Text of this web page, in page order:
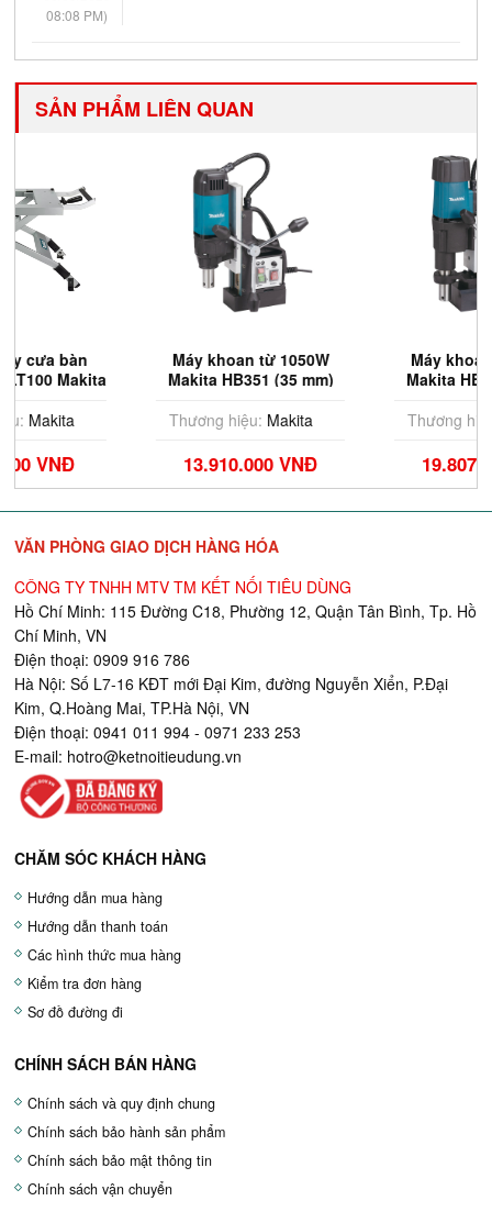
08:08 PM)
SẢN PHẨM LIÊN QUAN
Máy khoan từ 1050W
Makita HB351 (35 mm)
Thương hiệu:
Makita
13.910.000 VNĐ
Máy khoan từ 1200W
Makita HB501 (50 mm)
Thương hiệu:
Makita
19.807.000 VNĐ
VĂN PHÒNG GIAO DỊCH HÀNG HÓA
CÔNG TY TNHH MTV TM KẾT NỐI TIÊU DÙNG
Hồ Chí Minh: 115 Đường C18, Phường 12, Quận Tân Bình, Tp. Hồ
Chí Minh, VN
Điện thoại: 0909 916 786
Hà Nội: Số L7-16 KĐT mới Đại Kim, đường Nguyễn Xiển, P.Đại
Kim, Q.Hoàng Mai, TP.Hà Nội, VN
Điện thoại: 0941 011 994 - 0971 233 253
E-mail: hotro@ketnoitieudung.vn
CHĂM SÓC KHÁCH HÀNG
Hướng dẫn mua hàng
Hướng dẫn thanh toán
Các hình thức mua hàng
Kiểm tra đơn hàng
Sơ đồ đường đi
CHÍNH SÁCH BÁN HÀNG
Chính sách và quy định chung
Chính sách bảo hành sản phẩm
Chính sách bảo mật thông tin
Chính sách vận chuyển